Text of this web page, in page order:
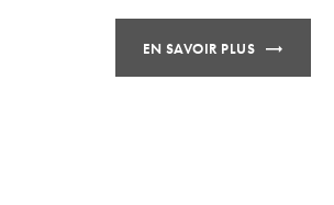
EN SAVOIR PLUS